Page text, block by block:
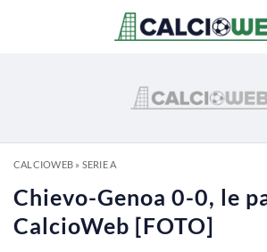
CALCIOWEB» SERIE A
Chievo-Genoa 0-0, le
CalcioWeb [FOTO]